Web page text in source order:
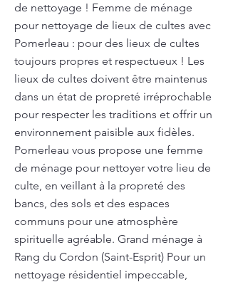
de nettoyage ! Femme de ménage
pour nettoyage de lieux de cultes avec
Pomerleau : pour des lieux de cultes
toujours propres et respectueux ! Les
lieux de cultes doivent être maintenus
dans un état de propreté irréprochable
pour respecter les traditions et offrir un
environnement paisible aux fidèles.
Pomerleau vous propose une femme
de ménage pour nettoyer votre lieu de
culte, en veillant à la propreté des
bancs, des sols et des espaces
communs pour une atmosphère
spirituelle agréable. Grand ménage à
Rang du Cordon (Saint-Esprit) Pour un
nettoyage résidentiel impeccable,